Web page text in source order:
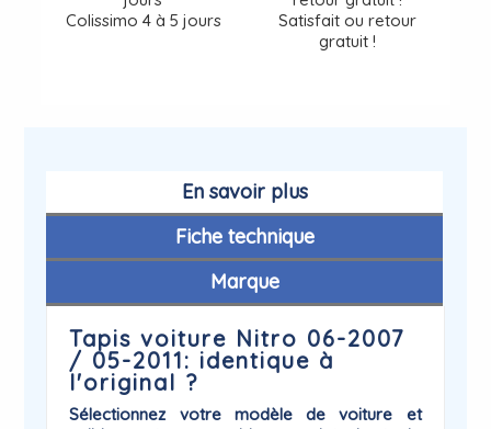
Colissimo 4 à 5 jours
Satisfait ou retour
gratuit !
En savoir plus
Fiche technique
Marque
Tapis voiture Nitro 06-2007
/ 05-2011: identique à
l'original ?
Sélectionnez votre modèle de voiture et